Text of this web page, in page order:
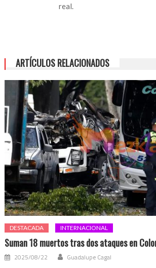
real.
ARTÍCULOS RELACIONADOS
DESTACADA INTERNACIONAL
Suman 18 muertos tras dos ataques en
2025/08/22 Guadalupe Cagal